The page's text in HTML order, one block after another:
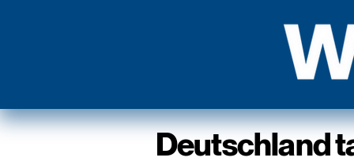
Deutschland